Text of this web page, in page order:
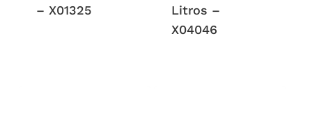
– X01325
Litros –
X04046